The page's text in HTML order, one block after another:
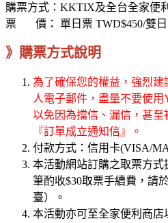
購票方式：KKTIX及全台全家便
票 價： 單日票 TWD$450/雙
》購票方式說明
為了確保您的權益，強烈
人電子郵件，盡量不要使用
以免因為擋信、漏信，甚至
『訂單成立通知信』。
付款方式：信用卡(VISA/
本活動網站訂購之取票方
筆酌收$30取票手續費，請
臺）。
本活動亦可至全家便利商